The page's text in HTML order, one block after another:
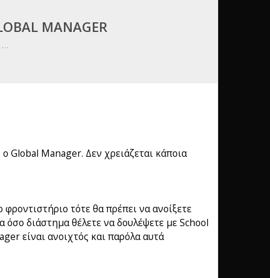
MANAGER
…
Global Manager. Δεν χρειάζεται κάποια
τότε θα πρέπει να ανοίξετε
διάστημα θέλετε να δουλέψετε με School
είναι ανοιχτός και παρόλα αυτά